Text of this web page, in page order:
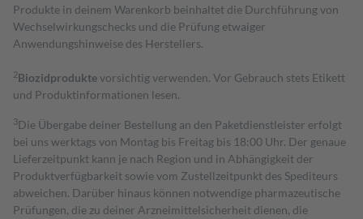
Produkte in deinem Warenkorb beinhaltet die Durchführung von
Wechselwirkungschecks und die Prüfung etwaiger
Anwendungshinweise des Herstellers.
2Biozidproduktevorsichtig verwenden. Vor Gebrauch stets Etikett
und Produktinformationen lesen.
3Die Übergabe deiner Bestellung an den Paketdienstleister erfolgt
bei uns werktags von Montag bis Freitag bis 18:00 Uhr. Der genaue
Lieferzeitpunkt kann je nach Region und in Abhängigkeit der
Produktverfügbarkeit sowie vom Zustellzeitpunkt des Spediteurs
abweichen. Darüber hinaus können notwendige pharmazeutische
Prüfungen, die zu deiner Arzneimittelsicherheit dienen, die